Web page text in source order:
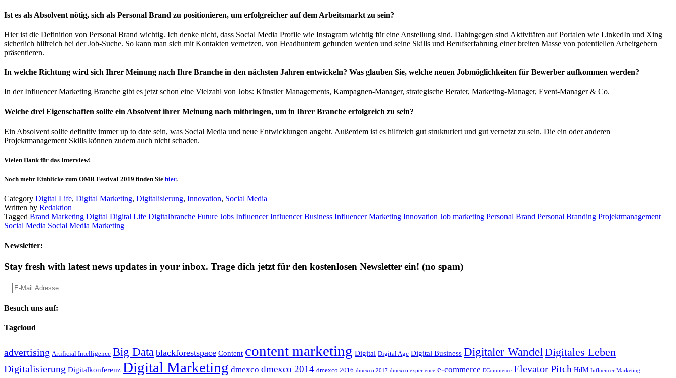
Ist es als Absolvent nötig, sich als Personal Brand zu positionieren, um erfolgreicher auf dem Arbeitsmarkt zu sein?
Hier ist die Definition von Personal Brand wichtig. Ich denke nicht, dass Social Media Profile wie Instagram wichtig für eine Anstellung sind. Dahingegen sind Aktivitäten auf Portalen wie LinkedIn und Xing
sicherlich hilfreich bei der Job-Suche. So kann man sich mit Kontakten vernetzen, von Headhuntern gefunden werden und seine Skills und Berufserfahrung einer breiten Masse von potentiellen Arbeitgebern
präsentieren.
In welche Richtung wird sich Ihrer Meinung nach Ihre Branche in den nächsten Jahren entwickeln? Was glauben Sie, welche neuen Jobmöglichkeiten für Bewerber aufkommen werden?
In der Influencer Marketing Branche gibt es jetzt schon eine Vielzahl von Jobs: Künstler Managements, Kampagnen-Manager, strategische Berater, Marketing-Manager, Event-Manager & Co.
Welche drei Eigenschaften sollte ein Absolvent ihrer Meinung nach mitbringen, um in Ihrer Branche erfolgreich zu sein?
Ein Absolvent sollte definitiv immer up to date sein, was Social Media und neue Entwicklungen angeht. Außerdem ist es hilfreich gut strukturiert und gut vernetzt zu sein. Die ein oder anderen
Projektmanagement Skills können zudem auch nicht schaden.
Vielen Dank für das Interview!
Noch mehr Einblicke zum OMR Festival 2019 finden Sie hier.
Category Digital Life, Digital Marketing, Digitalisierung, Innovation, Social Media
Written by Redaktion
Tagged Brand Marketing Digital Digital Life Digitalbranche Future Jobs Influencer Influencer Business Influencer Marketing Innovation Job marketing Personal Brand Personal Branding Projektmanagement
Social Media Social Media Marketing
Newsletter:
Stay fresh with latest news updates in your inbox. Trage dich jetzt für den kostenlosen Newsletter ein! (no spam)
Besuch uns auf:
Tagcloud
advertising Artificial Intelligence Big Data blackforestspace Content content marketing Digital Digital Age Digital Business Digitaler WandelDigitales Leben
Digitalisierung Digitalkonferenz Digital Marketing dmexco dmexco 2014 dmexco 2016 dmexco 2017 dmexco experience e-commerce ECommerce Elevator Pitch HdM Influencer Marketing